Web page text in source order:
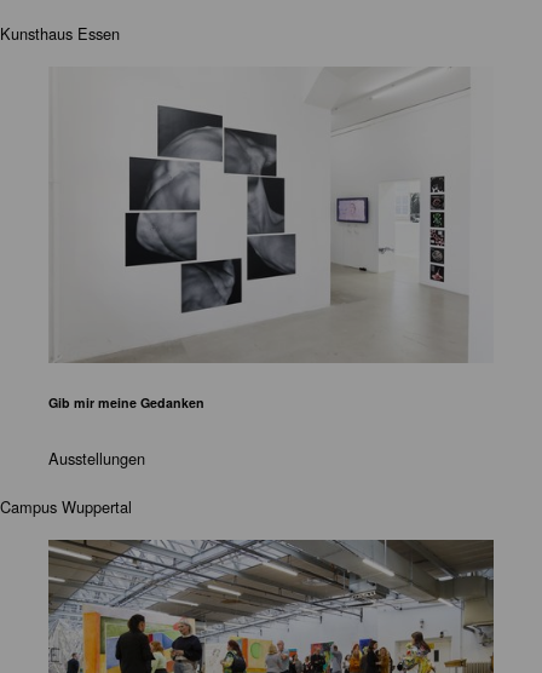
Kunsthaus Essen
Gib mir meine Gedanken
Ausstellungen
Campus Wuppertal